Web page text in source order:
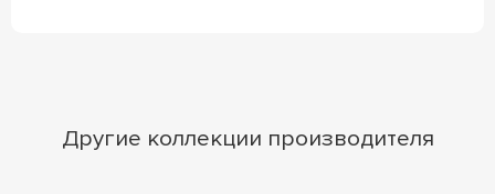
Другие коллекции производителя